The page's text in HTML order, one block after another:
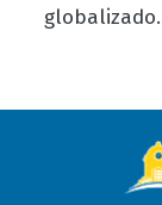
globalizado.